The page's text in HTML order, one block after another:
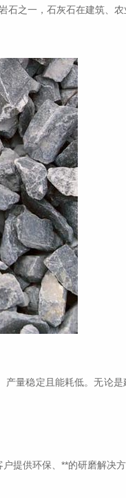
石之一，石灰石在建筑、
量稳定且能耗低。无论
提供环保、**的研磨解决方